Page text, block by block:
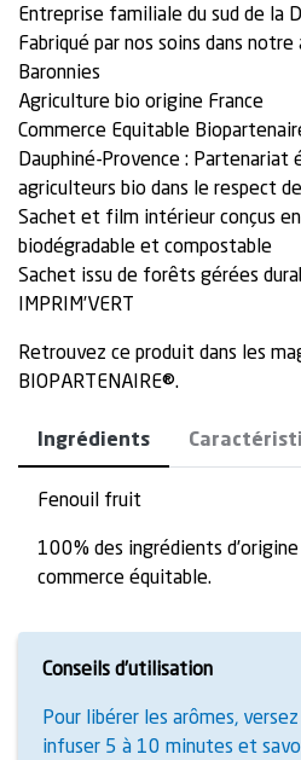
Entreprise familiale du sud de la
Fabriqué par nos soins dans
Baronnies
Agriculture bio origine France
Commerce Equitable
Dauphiné-Provence : Partenariat
agriculteurs bio dans le respect
Sachet et film intérieur conçus
biodégradable et compostable
Sachet issu de forêts gérées
IMPRIM’VERT
Retrouvez ce produit dans les
BIOPARTENAIRE®.
Ingrédients
Fenouil fruit
100% des ingrédients
commerce équitable.
Conseils d’utilisation
Pour libérer les arômes,
infuser 5 à 10 minutes et